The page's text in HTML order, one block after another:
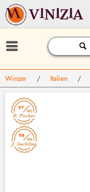
Winzer / Italien /
97
98